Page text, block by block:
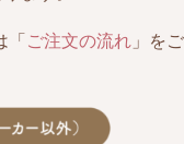
ご注文の流れ 」をご